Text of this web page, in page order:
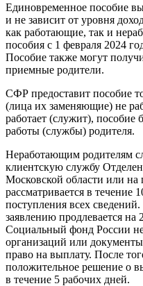
Единовременное пособие
и не зависит от уровня
как работающие, так и
пособия с 1 февраля 2024
Пособие также могут
приемные родители.
СФР предоставит пособие
(лица их заменяющие) не
работает (служит), пособие
работы (службы) родителя.
Неработающим родителям
клиентскую службу
Московской области или на
рассматривается в течение
поступления всех
заявлению продлевается на
Социальный фонд России
организаций или
право на выплату. После
положительное решение о
в течение 5 рабочих дней.